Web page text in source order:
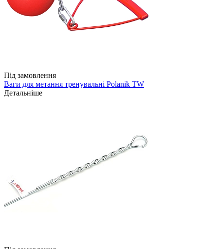
Під замовлення
Ваги для метання тренувальні Polanik TW
Детальніше